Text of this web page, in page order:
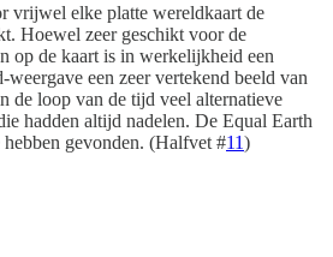
vrijwel elke platte wereldkaart de
Hoewel zeer geschikt voor de
op de kaart is in werkelijkheid een
weergave een zeer vertekend beeld van
de loop van de tijd veel alternatieve
hadden altijd nadelen. De Equal Earth
gevonden. (Halfvet #11)